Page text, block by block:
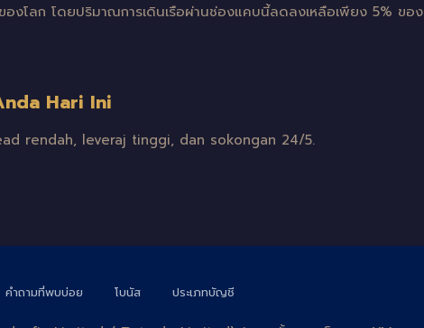
งโลก โดยปริมาณการเดินเรือผ่านช่องแคบนี้ลดลงเหลือเพียง 5% ของ
Hari Ini
rendah, leveraj tinggi, dan sokongan 24/5.
คำถามที่พบบ่อย โบนัส ประเภทบัญชี